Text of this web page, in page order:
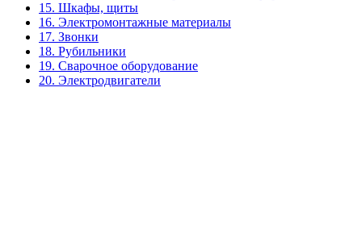
15. Шкафы, щиты
16. Электромонтажные материалы
17. Звонки
18. Рубильники
19. Сварочное оборудование
20. Электродвигатели